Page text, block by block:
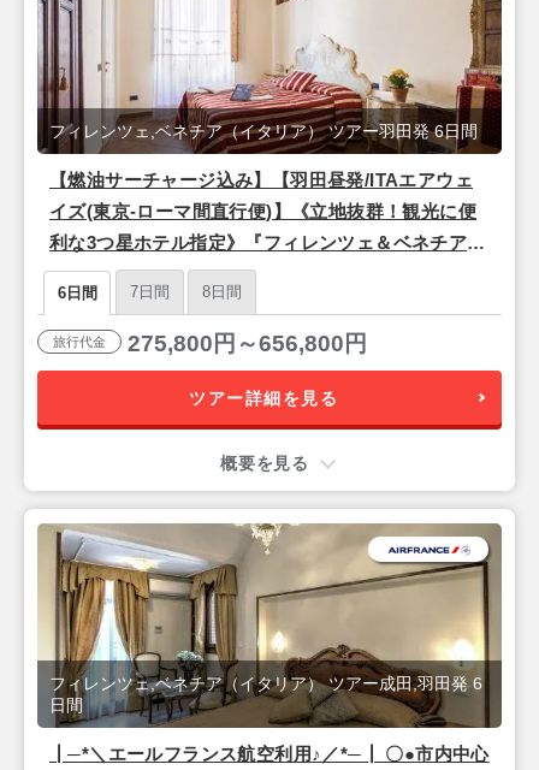
【燃油サーチャージ込み】【羽田昼発/ITAエアウェ
イズ(東京-ローマ間直行便)】《立地抜群！観光に便
利な3つ星ホテル指定》『フィレンツェ＆ベネチア』
6日間
フィレンツェ,ベネチア（イタリア） ツアー羽田発 6日間
6日間 7日間 8日間
旅行代金 275,800円～656,800円
ツアー詳細を見る
概要を見る
┃─*＼エールフランス航空利用♪／*─┃ 〇●市内中心
フィレンツェ,ベネチア（イタリア） ツアー成田,羽田発 6
日間